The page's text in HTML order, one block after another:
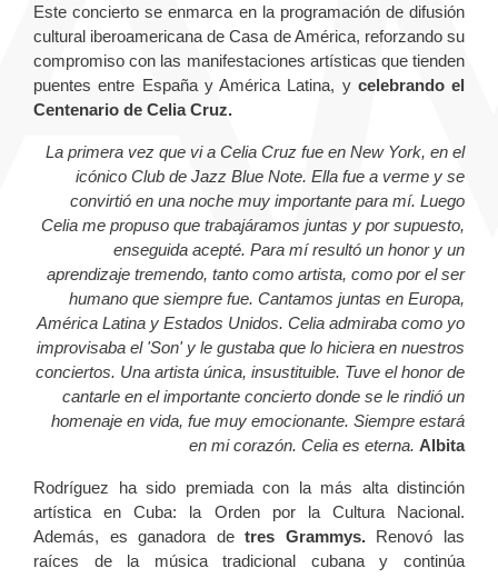
Este concierto se enmarca en la programación de difusión
cultural iberoamericana de Casa de América, reforzando su
compromiso con las manifestaciones artísticas que tienden
puentes entre España y América Latina, y celebrando el
Centenario de Celia Cruz.
La primera vez que vi a Celia Cruz fue en New York, en el
icónico Club de Jazz Blue Note. Ella fue a verme y se
convirtió en una noche muy importante para mí. Luego
Celia me propuso que trabajáramos juntas y por supuesto,
enseguida acepté. Para mí resultó un honor y un
aprendizaje tremendo, tanto como artista, como por el ser
humano que siempre fue. Cantamos juntas en Europa,
América Latina y Estados Unidos. Celia admiraba como yo
improvisaba el 'Son' y le gustaba que lo hiciera en nuestros
conciertos. Una artista única, insustituible. Tuve el honor de
cantarle en el importante concierto donde se le rindió un
homenaje en vida, fue muy emocionante. Siempre estará
en mi corazón. Celia es eterna. Albita
Rodríguez ha sido premiada con la más alta distinción
artística en Cuba: la Orden por la Cultura Nacional.
Además, es ganadora detres Grammys.Renovó las
raíces de la música tradicional cubana y continúa